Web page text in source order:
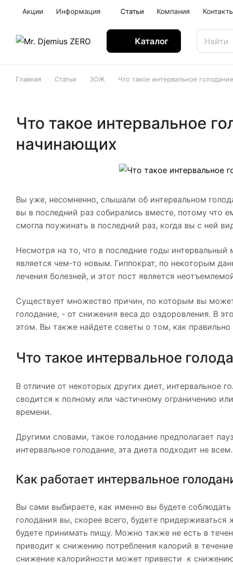
Акции Информация Статьи Компания
Каталог
Главная Статьи ЗОЖ Что такое интервальное
Что такое интервальное
начинающих
Вы уже, несомненно, слышали об интервальном
вы в последний раз собирались вместе, потому
смогла поужинать в последний раз, когда вы с ней
Несмотря на то, что в последние годы
является чем-то новым. Гиппократ, по некоторым
лечения болезней, и этот пост является
Существует множество причин, по которым вы
голодание, - от снижения веса до оздоровления. В
этом. Вы также найдете советы о том, как
Что такое интервальное
В отличие от некоторых других диет, интервальное
сводится к полному или частичному ограничению
времени.
Другими словами, такое голодание предполагает
интервальное голодание, эта диета подходит не всем.
Как работает интервальное
Вы сами выбираете, как именно вы будете
голодания вы, скорее всего, будете
будете принимать пищу. Можно также не есть в
приводит к снижению потребления калорий в
снижение калорийности может привести к